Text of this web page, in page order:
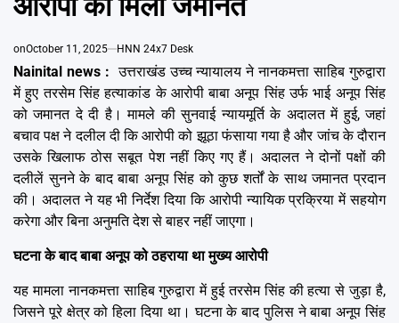
onOctober 11, 2025 HNN 24x7 Desk
Nainital news : उत्तराखंड उच्च न्यायालय ने नानकमत्ता साहिब गुरुद्वारा
में हुए तरसेम सिंह हत्याकांड के आरोपी बाबा अनूप सिंह उर्फ भाई अनूप सिंह
को जमानत दे दी है। मामले की सुनवाई न्यायमूर्ति के अदालत में हुई, जहां
बचाव पक्ष ने दलील दी कि आरोपी को झूठा फंसाया गया है और जांच के दौरान
उसके खिलाफ ठोस सबूत पेश नहीं किए गए हैं। अदालत ने दोनों पक्षों की
दलीलें सुनने के बाद बाबा अनूप सिंह को कुछ शर्तों के साथ जमानत प्रदान
की। अदालत ने यह भी निर्देश दिया कि आरोपी न्यायिक प्रक्रिया में सहयोग
करेगा और बिना अनुमति देश से बाहर नहीं जाएगा।
घटना के बाद बाबा अनूप को ठहराया था मुख्य आरोपी
यह मामला नानकमत्ता साहिब गुरुद्वारा में हुई तरसेम सिंह की हत्या से जुड़ा है,
जिसने पूरे क्षेत्र को हिला दिया था। घटना के बाद पुलिस ने बाबा अनूप सिंह